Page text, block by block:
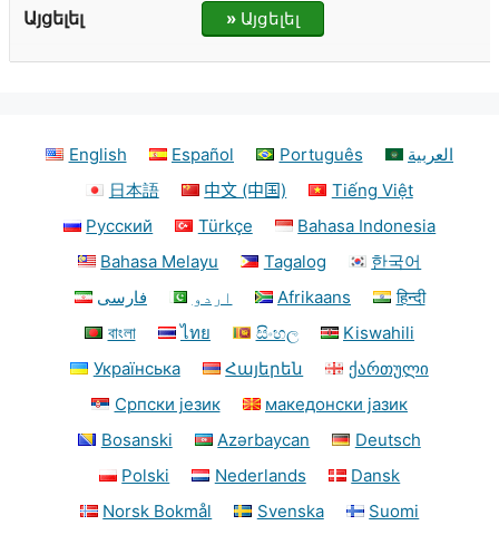
»Այցելել
English Español Português
العربية
日本語
中文 (中国)
Tiếng Việt
Русский
Türkçe
Bahasa Indonesia
Bahasa Melayu
Tagalog
한국어
فارسی
اردو Afrikaans
हिन्दी
বাংলা
ไทย සිංහල
Kiswahili
Українська
Հայերեն
ქართული
Српски језик
македонски јазик
Bosanski
Azərbaycan
Deutsch
Polski
Nederlands
Dansk
Norsk Bokmål
Svenska Suomi